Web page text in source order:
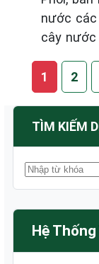
nước
cây nước
1 2
TÌM KIẾM
Hệ